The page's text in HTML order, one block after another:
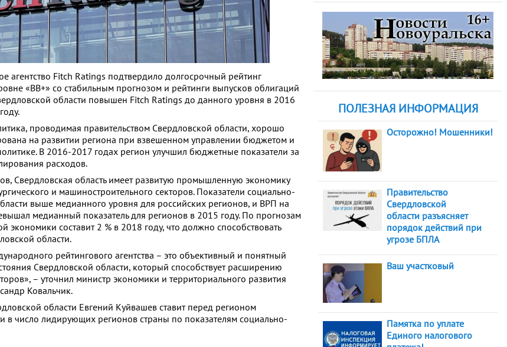
агентство Fitch Ratings подтвердило долгосрочный рейтинг
«BB+» со стабильным прогнозом и рейтинги выпусков облигаций
области повышен Fitch Ratings до данного уровня в 2016
проводимая правительством Свердловской области, хорошо
на развитии региона при взвешенном управлении бюджетом и
В 2016-2017 годах регион улучшил бюджетные показатели за
расходов.
Свердловская область имеет развитую промышленную экономику
и машиностроительного секторов. Показатели социально-
выше медианного уровня для российских регионов, и ВРП на
медианный показатель для регионов в 2015 году. По прогнозам
экономики составит 2 % в 2018 году, что должно способствовать
области.
рейтингового агентства – это объективный и понятный
Свердловской области, который способствует расширению
– уточнил министр экономики и территориального развития
Ковальчик.
области Евгений Куйвашев ставит перед регионом
в число лидирующих регионов страны по показателям социально-
ПОЛЕЗНАЯ ИНФОРМАЦИЯ
Осторожно! Мошенники!
Правительство
Свердловской
области разъясняет
порядок действий при
угрозе БПЛА
Ваш участковый
Памятка по уплате
Единого налогового